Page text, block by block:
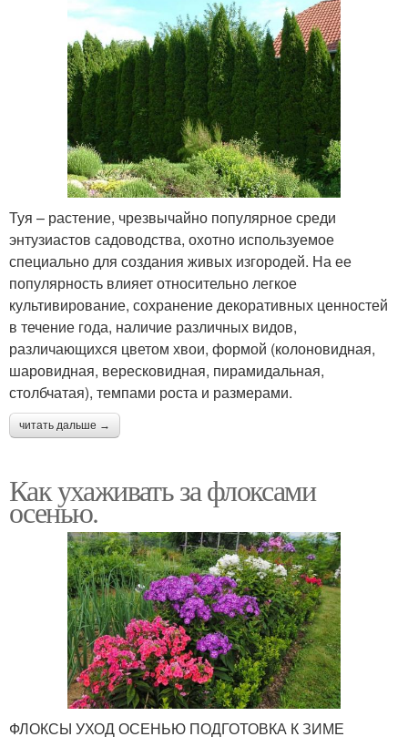
Туя – растение, чрезвычайно популярное среди
энтузиастов садоводства, охотно используемое
специально для создания живых изгородей. На ее
популярность влияет относительно легкое
культивирование, сохранение декоративных ценностей
в течение года, наличие различных видов,
различающихся цветом хвои, формой (колоновидная,
шаровидная, вересковидная, пирамидальная,
столбчатая), темпами роста и размерами.
читать дальше →
Как ухаживать за флоксами
осенью.
ФЛОКСЫ УХОД ОСЕНЬЮ ПОДГОТОВКА К ЗИМЕ